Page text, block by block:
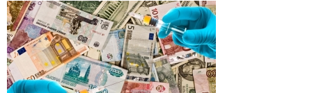
Ανακοινώσεις
Εργαλεία για Παιδιάτρους
Χρήσιμα Links